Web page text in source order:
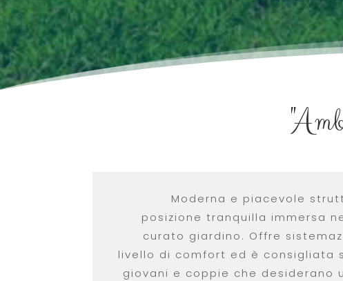
Moderna e piacevole
posizione tranquilla immersa
curato giardino. Offre
livello di comfort ed è consigliata
giovani e coppie che desiderano